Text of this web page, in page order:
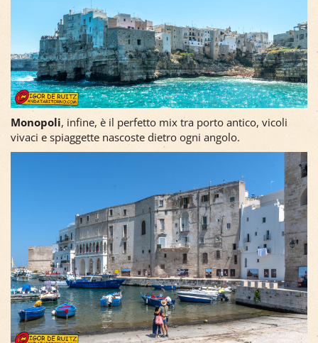
Monopoli, infine, è il perfetto mix tra porto antico, vicoli
vivaci e spiaggette nascoste dietro ogni angolo.